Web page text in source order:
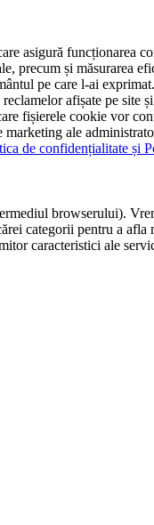
asigură funcționarea
precum și măsurarea
pe care l-ai
afișate pe site
fișierele cookie vor
ale
de confidențialitate și
browserului).
categorii pentru a afla
caracteristici ale